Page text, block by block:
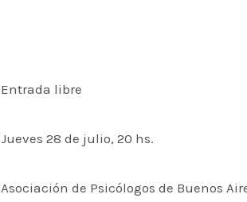
Entrada libre
Jueves 28 de julio, 20 hs.
Asociación de Psicólogos de Buenos